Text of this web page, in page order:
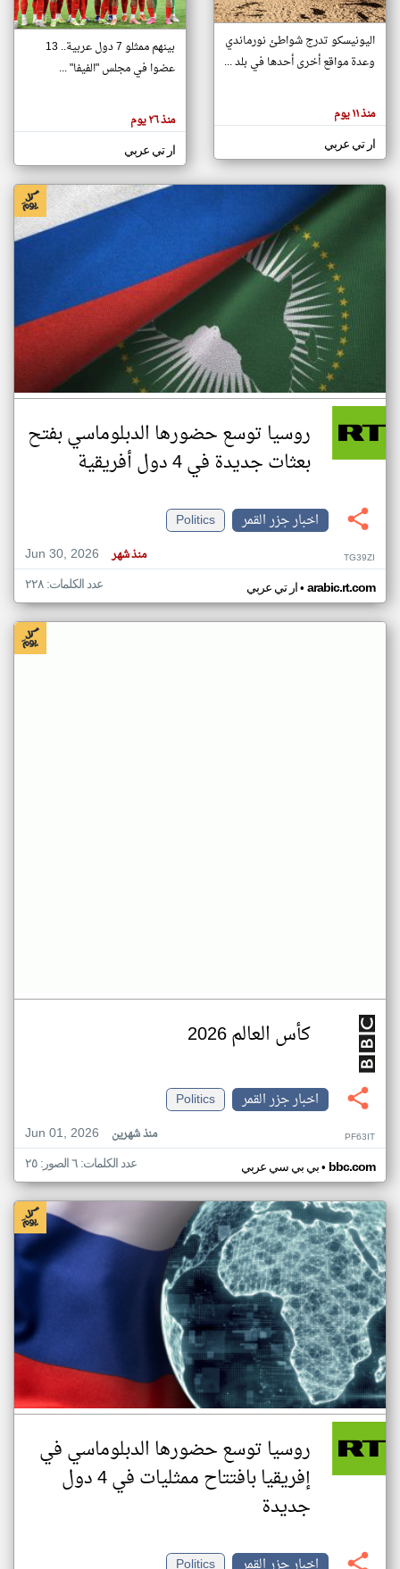
تغيير الدولة
اخبار جزر القمر على مدار الساعة
أهم اخبار جزر القمر العاجلة والمباشرة
هنا عن
وجهة
كاتبيها.
اليونيسكو تدرج شواطئ نورماندي
وعدة مواقع أخرى أحدها في بلد ...
منذ ١١ يوم
ار تي عربي
بينهم ممثلو 7 دول عربية.. 13
عضوا في مجلس "الفيفا" ...
منذ ٢٦ يوم
ار تي عربي
روسيا توسع حضورها الدبلوماسي بفتح
بعثات جديدة في 4 دول أفريقية
اخبار جزر القمر
Politics
Jun 30, 2026
منذ شهر TG39ZI
ار تي عربي• arabic.rt.com عدد الكلمات: ٢٢٨
كأس العالم 2026
اخبار جزر القمر
Politics
Jun 01, 2026
منذ شهرين PF63IT
بي بي سي عربي• bbc.com عدد الكلمات: ٦ الصور: ٢٥
روسيا توسع حضورها الدبلوماسي في
إفريقيا بافتتاح ممثليات في 4 دول
جديدة
klyoum.com